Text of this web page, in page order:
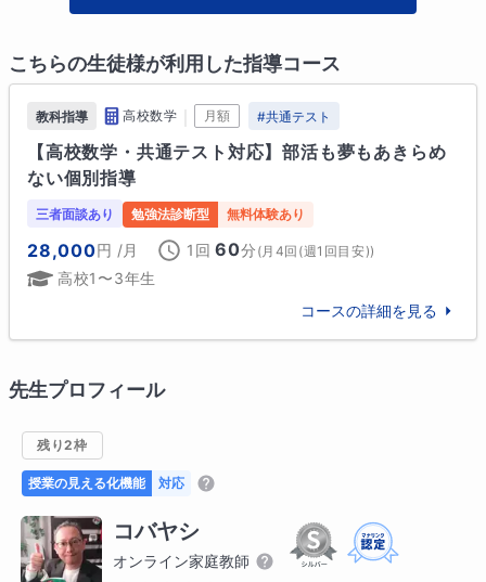
こちらの生徒様が利用した指導コース
教科指導 高校数学 月額 #共通テスト
【高校数学・共通テスト対応】部活も夢もあきらめ
ない個別指導
三者面談あり 勉強法診断型 無料体験あり
28,000円 /月 1回 60分 (月4回(週1回目安))
高校1〜3年生
コースの詳細を見る
先生プロフィール
残り2枠
授業の見える化機能 対応
コバヤシ
オンライン家庭教師